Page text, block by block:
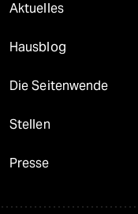
Aktuelles
Hausblog
Die Seitenwende
Stellen
Presse